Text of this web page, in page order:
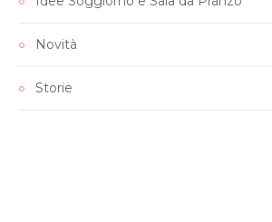
Novità
Storie